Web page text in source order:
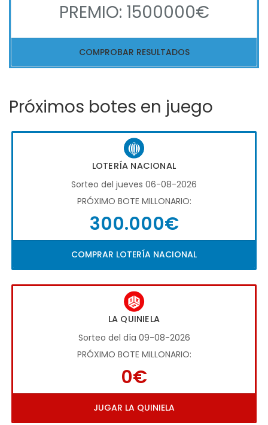
PREMIO: 1500000€
COMPROBAR RESULTADOS
Próximos botes en juego
LOTERÍA NACIONAL
Sorteo del jueves 06-08-2026
PRÓXIMO BOTE MILLONARIO:
300.000€
COMPRAR LOTERÍA NACIONAL
LA QUINIELA
Sorteo del día 09-08-2026
PRÓXIMO BOTE MILLONARIO:
0€
JUGAR LA QUINIELA